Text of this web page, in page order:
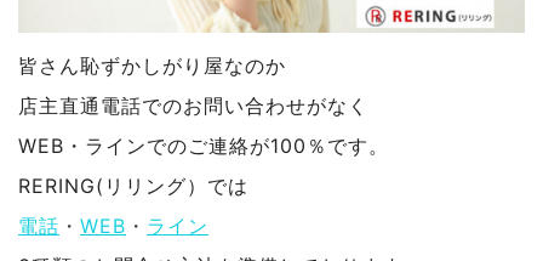
皆さん恥ずかしがり屋なのか
店主直通電話でのお問い合わせがなく
WEB・ラインでのご連絡が100％です。
RERING(リリング）では
電話 ・ WEB ・ ライン